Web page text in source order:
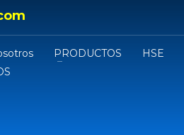
PRODUCTOS HSE